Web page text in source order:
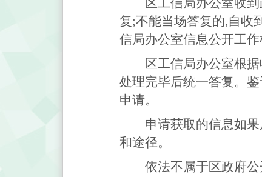
区工信局办公室收
复;不能当场答复的,自收
信局办公室信息公开工
区工信局办公室根
处理完毕后统一答复。
申请。
申请获取的信息如
和途径。
依法不属于区政府